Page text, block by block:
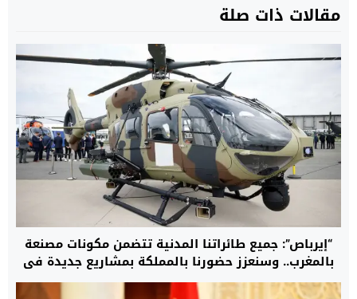
مقالات ذات صلة
“إيرباص”: جميع طائراتنا المدنية تتضمن مكونات مصنعة
بالمغرب.. وسنعزز حضورنا بالمملكة بمشاريع جديدة في
مجال المروحيات